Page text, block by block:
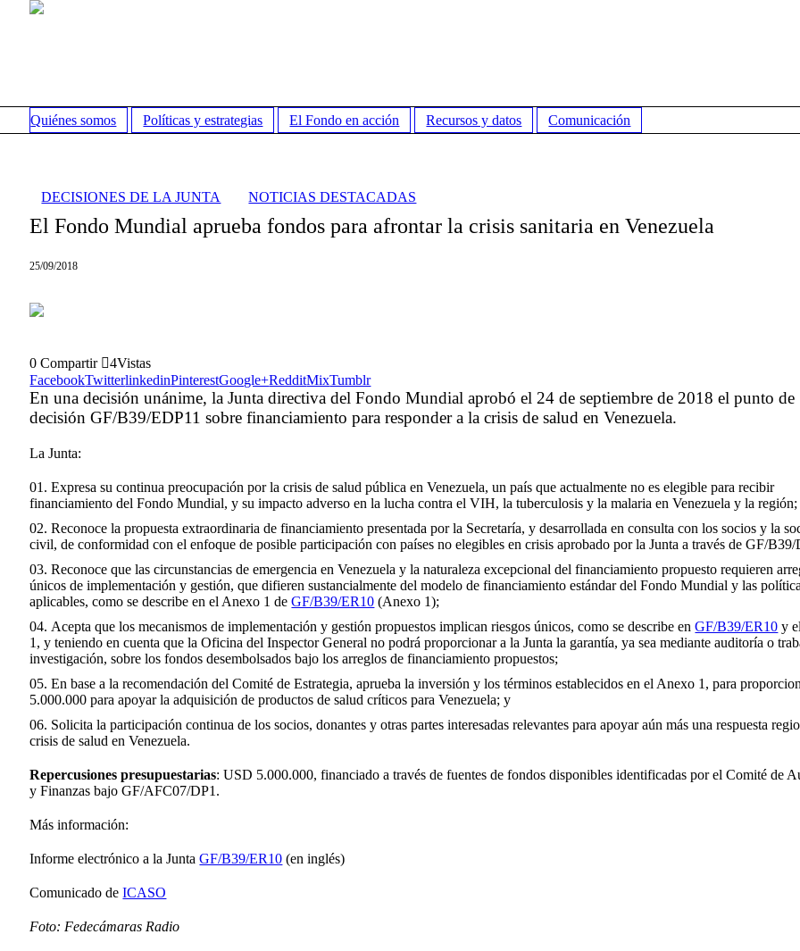
Quiénes somos Políticas y estrategias El Fondo en acción Recursos y datos Comunicación
DECISIONES DE LA JUNTA NOTICIAS DESTACADAS
El Fondo Mundial aprueba fondos para afrontar la crisis sanitaria en Venezuela
25/09/2018
0Compartir 4Vistas
FacebookTwitterlinkedinPinterestGoogle+RedditMixTumblr
En una decisión unánime, la Junta directiva del Fondo Mundial aprobó el 24 de septiembre de 2018 el punto de
decisión GF/B39/EDP11 sobre financiamiento para responder a la crisis de salud en Venezuela.
La Junta:
Expresa su continua preocupación por la crisis de salud pública en Venezuela, un país que actualmente no es elegible para recibir
financiamiento del Fondo Mundial, y su impacto adverso en la lucha contra el VIH, la tuberculosis y la malaria en Venezuela y la región;
Reconoce la propuesta extraordinaria de financiamiento presentada por la Secretaría, y desarrollada en consulta con los socios y la
civil, de conformidad con el enfoque de posible participación con países no elegibles en crisis aprobado por la Junta a través de GF/B39/
Reconoce que las circunstancias de emergencia en Venezuela y la naturaleza excepcional del financiamiento propuesto requieren
únicos de implementación y gestión, que difieren sustancialmente del modelo de financiamiento estándar del Fondo Mundial y las
aplicables, como se describe en el Anexo 1 deGF/B39/ER10 (Anexo 1);
Acepta que los mecanismos de implementación y gestión propuestos implican riesgos únicos, como se describe enGF/B39/ER10 y
1, y teniendo en cuenta que la Oficina del Inspector General no podrá proporcionar a la Junta la garantía, ya sea mediante auditoría o
investigación, sobre los fondos desembolsados bajo los arreglos de financiamiento propuestos;
En base a la recomendación del Comité de Estrategia, aprueba la inversión y los términos establecidos en el Anexo 1, para
5.000.000 para apoyar la adquisición de productos de salud críticos para Venezuela; y
Solicita la participación continua de los socios, donantes y otras partes interesadas relevantes para apoyar aún más una respuesta
crisis de salud en Venezuela.
Repercusiones presupuestarias: USD 5.000.000, financiado a través de fuentes de fondos disponibles identificadas por el Comité de
y Finanzas bajo GF/AFC07/DP1.
Más información:
Informe electrónico a la JuntaGF/B39/ER10 (en inglés)
Comunicado deICASO
Foto: Fedecámaras Radio